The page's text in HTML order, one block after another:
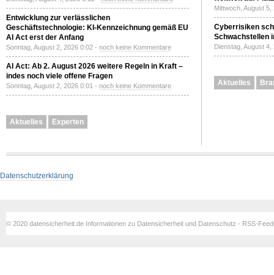
Entwicklung zur verlässlichen
Geschäftstechnologie: KI-Kennzeichnung gemäß EU
AI Act erst der Anfang
Sonntag, August 2, 2026 0:02 - noch keine Kommentare
AI Act: Ab 2. August 2026 weitere Regeln in Kraft –
indes noch viele offene Fragen
Sonntag, August 2, 2026 0:01 - noch keine Kommentare
Aktuelles Experten
Mittwoch, August
Cyberrisiken
Schwachstellen
Dienstag, August
Aktuelles
Datenschutzerklärung
© 2020 datensicherheit.de Informationen zu Datensicherheit und Datenschutz - RSS-